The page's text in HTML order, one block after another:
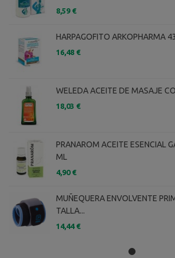
8,59 €
HARPAGOFITO ARKOPHARMA
16,48 €
WELEDA ACEITE DE MASAJE
18,03 €
PRANAROM ACEITE ESENCIAL
ML
4,90 €
MUÑEQUERA ENVOLVENTE
TALLA...
14,44 €